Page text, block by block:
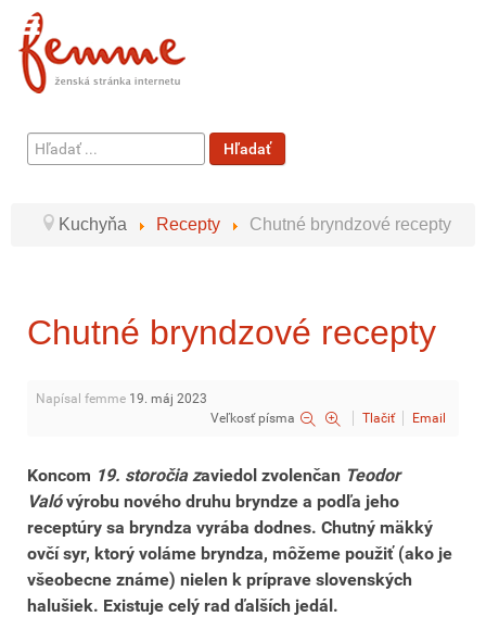
Hľadať
...
Hľadať
Kuchyňa Recepty Chutné bryndzové recepty
Chutné bryndzové recepty
Napísal femme 19. máj 2023
Veľkosť písma
Tlačiť Email
Koncom 19. storočia zaviedol zvolenčan Teodor
Valóvýrobu nového druhu bryndze a podľa jeho
receptúry sa bryndza vyrába dodnes. Chutný mäkký
ovčí syr, ktorý voláme bryndza, môžeme použiť (ako je
všeobecne známe) nielen k príprave slovenských
halušiek. Existuje celý rad ďalších jedál.